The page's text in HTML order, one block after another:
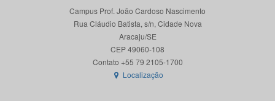
Campus Prof. João Cardoso Nascimento
Rua Cláudio Batista, s/n, Cidade Nova
Aracaju/SE
CEP 49060-108
Localização